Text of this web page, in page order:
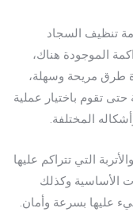
تنظيف السجاد
الموجودة هناك،
طرق مريحة وسهلة،
تقوم باختيار عملية
المختلفة.
التي تتراكم عليها
الأساسية وكذلك
عليها بسرعة وأمان.